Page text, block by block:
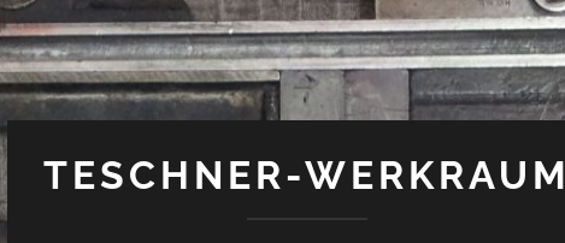
TESCHNER-WERKRAUM